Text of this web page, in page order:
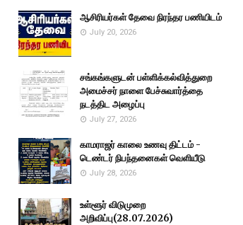
ஆசிரியர்கள் தேவை நிரந்தர பணியிடம்
July 20, 2026
சங்கங்களுடன் பள்ளிக்கல்வித்துறை
அமைச்சர் நாளை பேச்சுவார்த்தை
நடத்திட அழைப்பு
July 27, 2026
காமராஜர் காலை உணவு திட்டம் -
டெண்டர் நிபந்தனைகள் வெளியீடு
July 28, 2026
உள்ளூர் விடுமுறை
அறிவிப்பு(28.07.2026)